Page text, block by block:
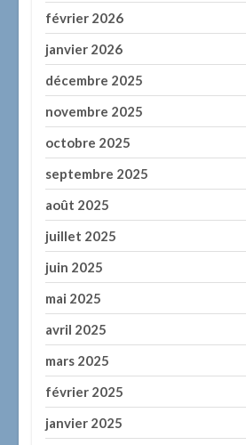
février 2026
janvier 2026
décembre 2025
novembre 2025
octobre 2025
septembre 2025
août 2025
juillet 2025
juin 2025
mai 2025
avril 2025
mars 2025
février 2025
janvier 2025